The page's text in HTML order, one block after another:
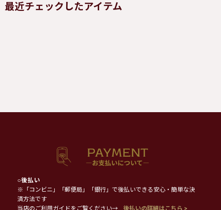
最近チェックしたアイテム
○後払い
※「コンビニ」「郵便局」「銀行」で後払いできる安心・簡単な決
済方法です
当店のご利用ガイドをご覧ください→
後払いの詳細はこちら >